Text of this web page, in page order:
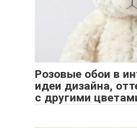
Розовые обои в
идеи дизайна,
с другими